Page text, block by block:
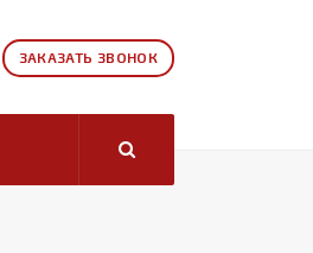
ЗАКАЗАТЬ ЗВОНОК